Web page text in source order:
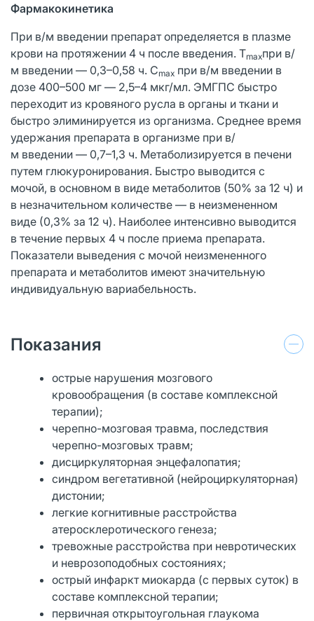
Фармакокинетика
При в/м введении препарат определяется в плазме
крови на протяжении 4 ч после введения. Tmaxпри в/
м введении — 0,3–0,58 ч. Cmax при в/м введении в
дозе 400–500 мг — 2,5–4 мкг/мл. ЭМГПС быстро
переходит из кровяного русла в органы и ткани и
быстро элиминируется из организма. Среднее время
удержания препарата в организме при в/
м введении — 0,7–1,3 ч. Метаболизируется в печени
путем глюкуронирования. Быстро выводится с
мочой, в основном в виде метаболитов (50% за 12 ч) и
в незначительном количестве — в неизмененном
виде (0,3% за 12 ч). Наиболее интенсивно выводится
в течение первых 4 ч после приема препарата.
Показатели выведения с мочой неизмененного
препарата и метаболитов имеют значительную
индивидуальную вариабельность.
Показания
острые нарушения мозгового
кровообращения (в составе комплексной
терапии);
черепно-мозговая травма, последствия
черепно-мозговых травм;
дисциркуляторная энцефалопатия;
синдром вегетативной (нейроциркуляторная)
дистонии;
легкие когнитивные расстройства
атеросклеротического генеза;
тревожные расстройства при невротических
и неврозоподобных состояниях;
острый инфаркт миокарда (с первых суток) в
составе комплексной терапии;
первичная открытоугольная глаукома